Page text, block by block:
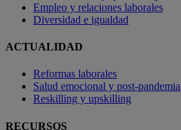
Empleo y relaciones laborales
Diversidad e igualdad
ACTUALIDAD
Reformas laborales
Salud emocional y post-pandemia
Reskilling y upskilling
RECURSOS